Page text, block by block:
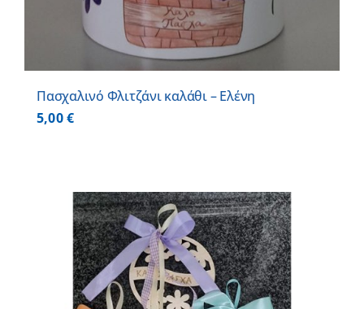
Πασχαλινό Φλιτζάνι καλάθι – Ελένη
5,00€